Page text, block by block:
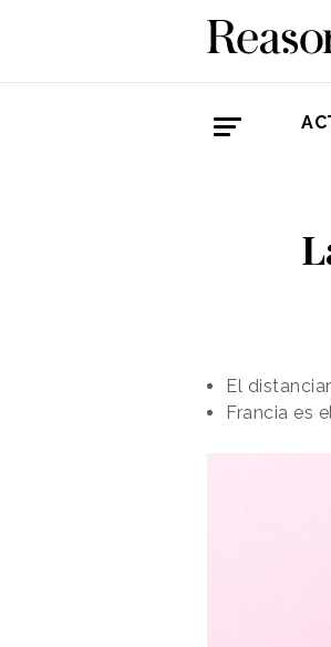
El
Francia es